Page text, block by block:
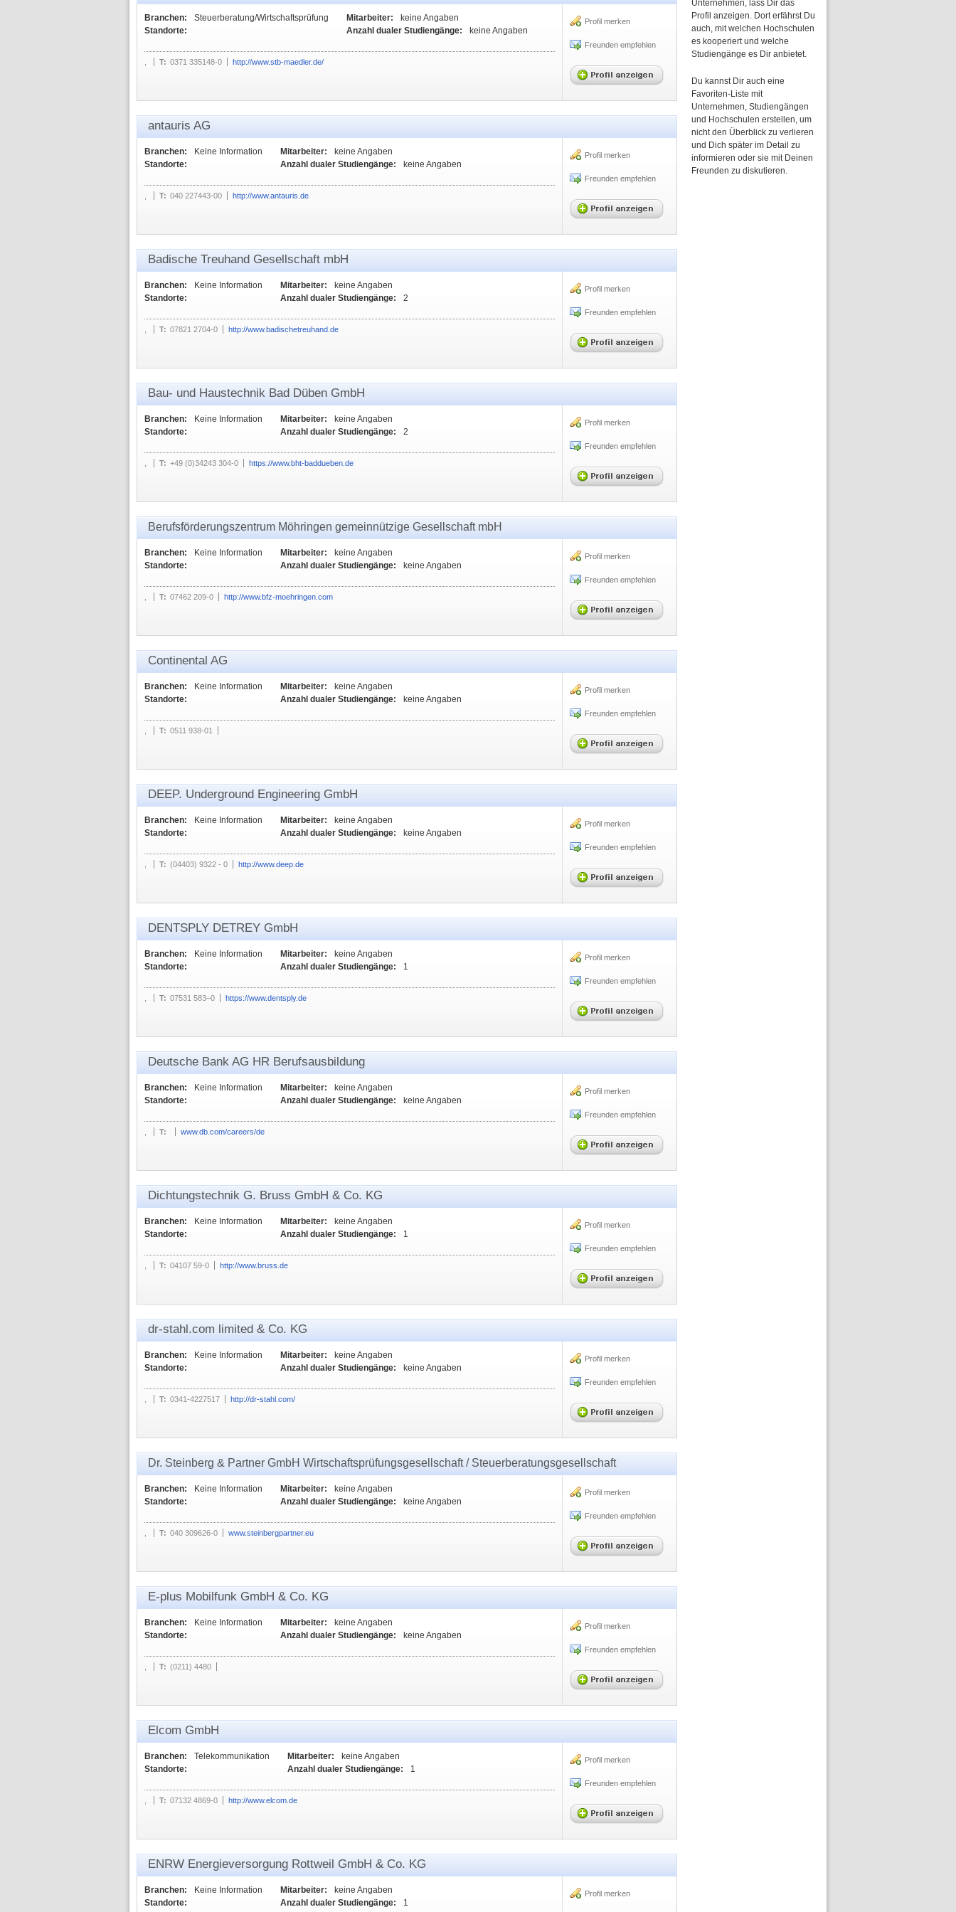
Branchen:
Steuerberatung/Wirtschaftsprüfung
Standorte:
Mitarbeiter:
keine Angaben
Anzahl dualer Studiengänge:
keine Angaben
T: 0371 335148-0 http://www.stb-maedler.de/
Profil merken
Freunden empfehlen
antauris AG
Branchen:
Keine Information
Standorte:
Mitarbeiter:
keine Angaben
Anzahl dualer Studiengänge:
keine Angaben
T: 040 227443-00 http://www.antauris.de
Profil merken
Freunden empfehlen
Badische Treuhand Gesellschaft mbH
Branchen:
Keine Information
Standorte:
Mitarbeiter:
keine Angaben
Anzahl dualer Studiengänge:
2
T: 07821 2704-0 http://www.badischetreuhand.de
Profil merken
Freunden empfehlen
Bau- und Haustechnik Bad Düben GmbH
Branchen:
Keine Information
Standorte:
Mitarbeiter:
keine Angaben
Anzahl dualer Studiengänge:
2
T: +49 (0)34243 304-0 https://www.bht-baddueben.de
Profil merken
Freunden empfehlen
Berufsförderungszentrum Möhringen gemeinnützige Gesellschaft mbH
Branchen:
Keine Information
Standorte:
Mitarbeiter:
keine Angaben
Anzahl dualer Studiengänge:
keine Angaben
T: 07462 209-0 http://www.bfz-moehringen.com
Profil merken
Freunden empfehlen
Continental AG
Branchen:
Keine Information
Standorte:
Mitarbeiter:
keine Angaben
Anzahl dualer Studiengänge:
keine Angaben
T: 0511 938-01
Profil merken
Freunden empfehlen
DEEP. Underground Engineering GmbH
Branchen:
Keine Information
Standorte:
Mitarbeiter:
keine Angaben
Anzahl dualer Studiengänge:
keine Angaben
T: (04403) 9322 - 0 http://www.deep.de
Profil merken
Freunden empfehlen
DENTSPLY DETREY GmbH
Branchen:
Keine Information
Standorte:
Mitarbeiter:
keine Angaben
Anzahl dualer Studiengänge:
1
T: 07531 583–0 https://www.dentsply.de
Profil merken
Freunden empfehlen
Deutsche Bank AG HR Berufsausbildung
Branchen:
Keine Information
Standorte:
Mitarbeiter:
keine Angaben
Anzahl dualer Studiengänge:
keine Angaben
T: www.db.com/careers/de
Profil merken
Freunden empfehlen
Dichtungstechnik G. Bruss GmbH & Co. KG
Branchen:
Keine Information
Standorte:
Mitarbeiter:
keine Angaben
Anzahl dualer Studiengänge:
1
T: 04107 59-0 http://www.bruss.de
Profil merken
Freunden empfehlen
dr-stahl.com limited & Co. KG
Branchen:
Keine Information
Standorte:
Mitarbeiter:
keine Angaben
Anzahl dualer Studiengänge:
keine Angaben
T: 0341-4227517 http://dr-stahl.com/
Profil merken
Freunden empfehlen
Dr. Steinberg & Partner GmbH Wirtschaftsprüfungsgesellschaft / Steuerberatungsgesellschaft
Branchen:
Keine Information
Standorte:
Mitarbeiter:
keine Angaben
Anzahl dualer Studiengänge:
keine Angaben
T: 040 309626-0 www.steinbergpartner.eu
Profil merken
Freunden empfehlen
E-plus Mobilfunk GmbH & Co. KG
Branchen:
Keine Information
Standorte:
Mitarbeiter:
keine Angaben
Anzahl dualer Studiengänge:
keine Angaben
T: (0211) 4480
Profil merken
Freunden empfehlen
Elcom GmbH
Branchen:
Telekommunikation
Standorte:
Mitarbeiter:
keine Angaben
Anzahl dualer Studiengänge:
1
T: 07132 4869-0 http://www.elcom.de
Profil merken
Freunden empfehlen
ENRW Energieversorgung Rottweil GmbH & Co. KG
Branchen:
Keine Information
Standorte:
Mitarbeiter:
keine Angaben
Anzahl dualer Studiengänge:
1
Profil merken
Unternehmen, lass Dir das
Profil anzeigen. Dort erfährst Du
auch, mit welchen Hochschulen
es kooperiert und welche
Studiengänge es Dir anbietet.
Du kannst Dir auch eine
Favoriten-Liste mit
Unternehmen, Studiengängen
und Hochschulen erstellen, um
nicht den Überblick zu verlieren
und Dich später im Detail zu
informieren oder sie mit Deinen
Freunden zu diskutieren.